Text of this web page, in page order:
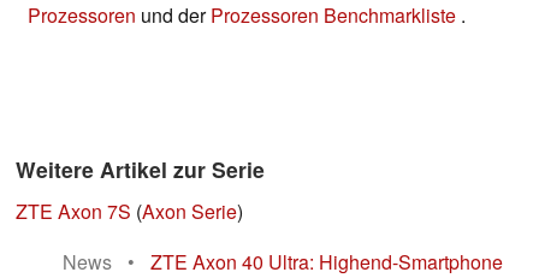
Prozessoren und derProzessoren Benchmarkliste .
Weitere Artikel zur Serie
ZTE Axon 7S (Axon Serie)
News
•
ZTE Axon 40 Ultra: Highend-Smartphone